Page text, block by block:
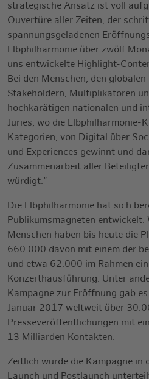
strategische Ansatz ist voll
Ouvertüre aller Zeiten, der
spannungsgeladenen
Elbphilharmonie über zwölf
uns entwickelte Highlight-
Bei den Menschen, den
Stakeholdern, Multiplikatoren
hochkarätigen nationalen und
Juries, wo die Elbphilharmonie-
Kategorien, von Digital über
und Experiences gewinnt und
Zusammenarbeit aller
würdigt.“
Die Elbphilharmonie hat sich
Publikumsmagneten entwickelt.
Menschen haben bis heute die
660.000 davon mit einem der
und etwa 62.000 im Rahmen
Konzerthausführung. Unter
Kampagne zur Eröffnung gab
Januar 2017 weltweit über
Presseveröffentlichungen mit
13 Milliarden Kontakten.
Zeitlich wurde die Kampagne in
Launch und Postlaunch